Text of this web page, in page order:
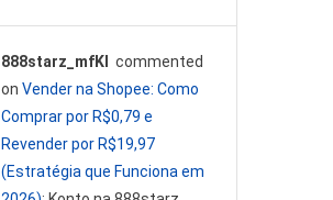
888starz_mfKl
commented
on Vender na Shopee: Como
Comprar por R$0,79 e
Revender por R$19,97
(Estratégia que Funciona em